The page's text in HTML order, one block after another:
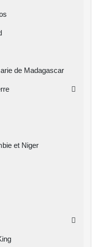
de Madagascar
et Niger